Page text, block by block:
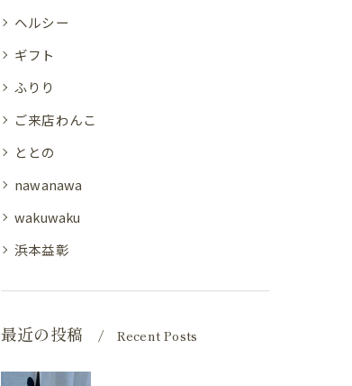
ヘルシー
ギフト
ふりり
ご来店わんこ
ととの
nawanawa
wakuwaku
浜本益彰
最近の投稿 Recent Posts